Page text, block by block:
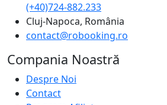
(+40)724-882.233
Cluj-Napoca, România
contact@robooking.ro
Compania Noastră
Despre Noi
Contact